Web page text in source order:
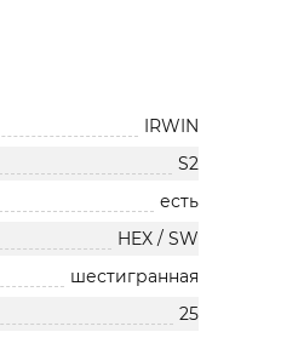
IRWIN
S2
есть
HEX / SW
шестигранная
25